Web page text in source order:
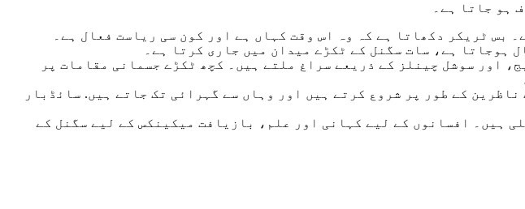
ہو جاتا ہے۔
اور سوشل چینلز کے ذریعے سراغ ملتے ہیں۔ کچھ ٹکڑے جسمانی مقامات پر
کے طور پر شروع کرتے ہیں اور وہاں سے گہرائی تک جاتے ہیں. سائڈبار
ہیں۔ افسانوں کے لیے کہانی اور علم، بازیافت میکینکس کے لیے سگنل کے